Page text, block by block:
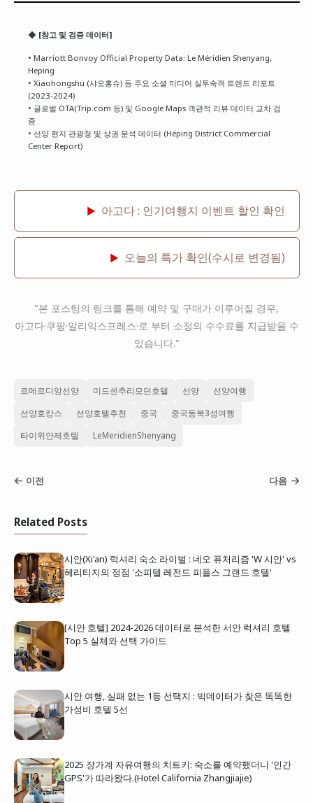
◆ [참고 및 검증 데이터]
• Marriott Bonvoy Official Property Data: Le Méridien Shenyang,
Heping
• Xiaohongshu (샤오홍슈) 등 주요 소셜 미디어 실투숙객 트렌드 리포트
(2023-2024)
• 글로벌 OTA(Trip.com 등) 및 Google Maps 객관적 리뷰 데이터 교차 검
증
• 선양 현지 관광청 및 상권 분석 데이터 (Heping District Commercial
Center Report)
▶ 아고다 : 인기여행지 이벤트 할인 확인
▶ 오늘의 특가 확인(수시로 변경됨)
"본 포스팅의 링크를 통해 예약 및 구매가 이루어질 경우,
아고다·쿠팡·알리익스프레스·로 부터 소정의 수수료를 지급받을 수
있습니다."
르메르디앙선양 미드센추리모던호텔 선양 선양여행
선양호캉스 선양호텔추천 중국 중국동북3성여행
타이위안제호텔 LeMeridienShenyang
이전 다음
Related Posts
시안(Xi'an) 럭셔리 숙소 라이벌 : 네오 퓨처리즘 'W 시안' vs
헤리티지의 정점 '소피텔 레전드 피플스 그랜드 호텔'
[시안 호텔] 2024-2026 데이터로 분석한 서안 럭셔리 호텔
Top 5 실체와 선택 가이드
시안 여행, 실패 없는 1등 선택지 : 빅데이터가 찾은 똑똑한
가성비 호텔 5선
2025 장가계 자유여행의 치트키: 숙소를 예약했더니 '인간
GPS'가 따라왔다.(Hotel California Zhangjiajie)